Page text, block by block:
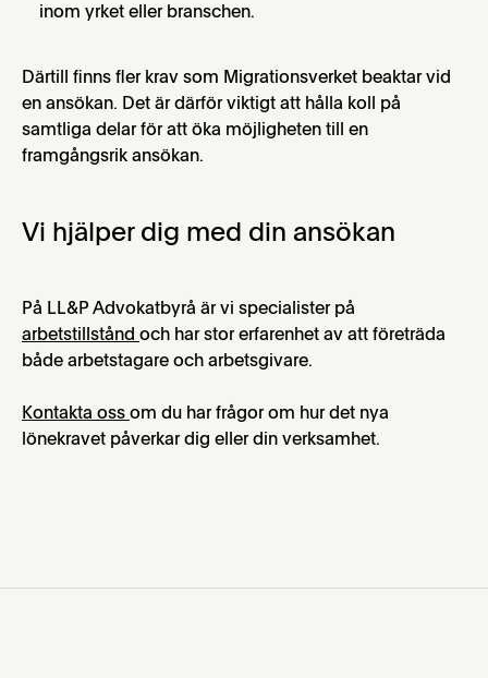
inom yrket eller branschen.
Därtill finns fler krav som Migrationsverket beaktar vid
en ansökan. Det är därför viktigt att hålla koll på
samtliga delar för att öka möjligheten till en
framgångsrik ansökan.
Vi hjälper dig med din ansökan
På LL&P Advokatbyrå är vi specialister på
arbetstillstånd och har stor erfarenhet av att företräda
både arbetstagare och arbetsgivare.
Kontakta oss om du har frågor om hur det nya
lönekravet påverkar dig eller din verksamhet.